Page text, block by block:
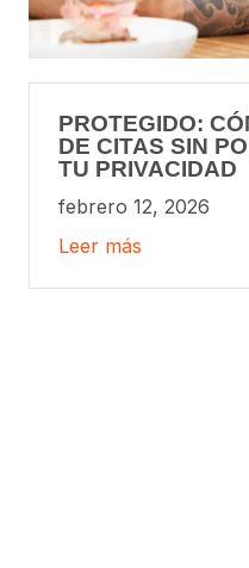
PROTEGIDO:
DE CITAS SIN
TU PRIVACIDAD
febrero 12, 2026
Leer más